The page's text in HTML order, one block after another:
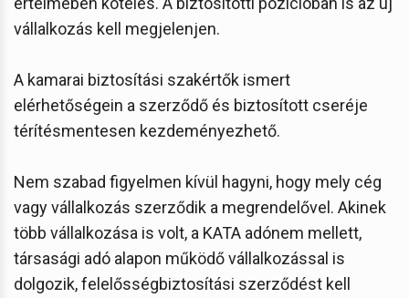
vállalkozás kell megjelenjen.
A kamarai biztosítási szakértők ismert
elérhetőségein a szerződő és biztosított cseréje
térítésmentesen kezdeményezhető.
Nem szabad figyelmen kívül hagyni, hogy mely cég
vagy vállalkozás szerződik a megrendelővel. Akinek
több vállalkozása is volt, a KATA adónem mellett,
társasági adó alapon működő vállalkozással is
dolgozik, felelősségbiztosítási szerződést kell